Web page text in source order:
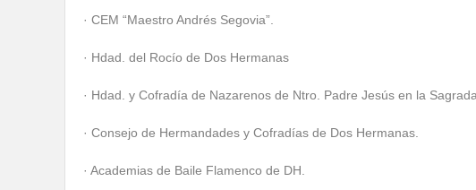
· CEM “Maestro Andrés Segovia”.
· Hdad. del Rocío de Dos Hermanas
· Hdad. y Cofradía de Nazarenos de Ntro. Padre Jesús en la
· Consejo de Hermandades y Cofradías de Dos Hermanas.
· Academias de Baile Flamenco de DH.